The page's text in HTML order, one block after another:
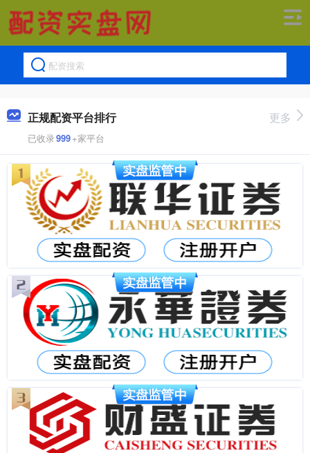
正规配资平台排行
已收录999+家平台
更多